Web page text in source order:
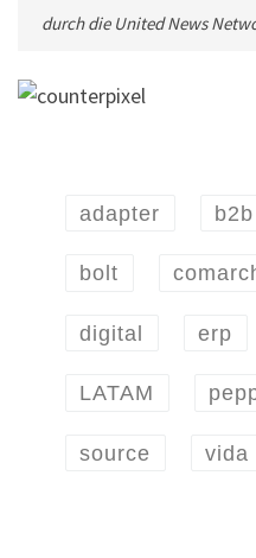
durch die United News
adapter b2b
bolt
digital erp
LATAM
source vida